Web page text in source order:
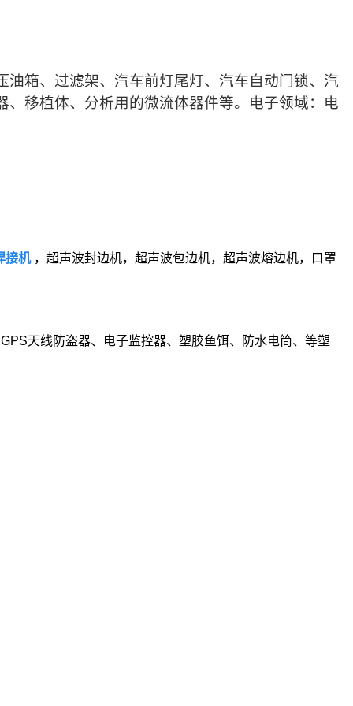
箱、过滤架、汽车前灯尾灯、汽车自动门锁、汽
移植体、分析用的微流体器件等。电子领域：电
接机，超声波封边机，超声波包边机，超声波熔边机，口罩
天线防盗器、电子监控器、塑胶鱼饵、防水电筒、等塑